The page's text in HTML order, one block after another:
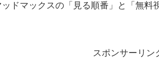
ドマックスの「見る順番」と「無料
スポンサーリン